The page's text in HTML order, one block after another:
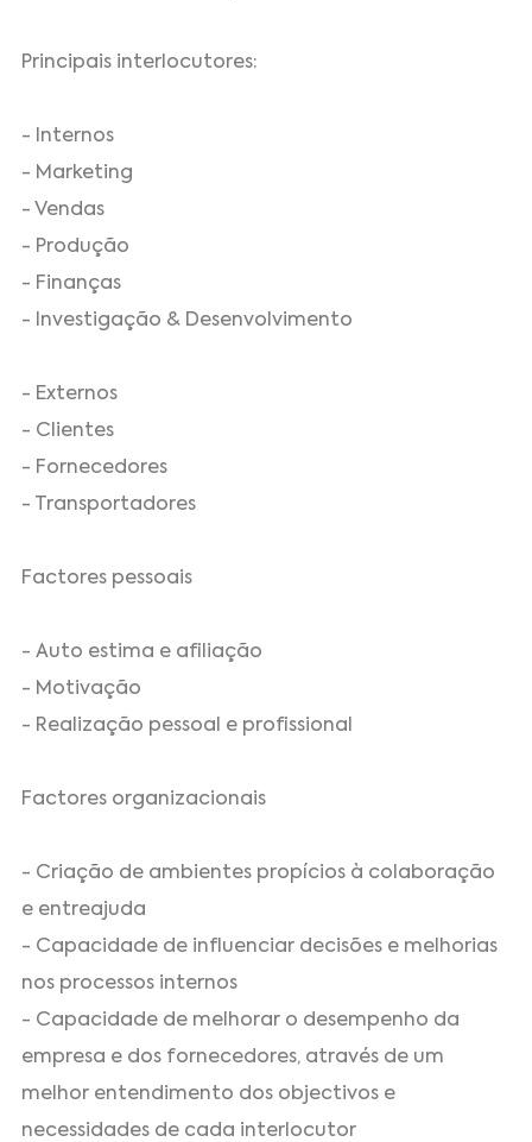
Principais interlocutores:
- Internos
- Marketing
- Vendas
- Produção
- Finanças
- Investigação & Desenvolvimento
- Externos
- Clientes
- Fornecedores
- Transportadores
Factores pessoais
- Auto estima e afiliação
- Motivação
- Realização pessoal e profissional
Factores organizacionais
- Criação de ambientes propícios à colaboração
e entreajuda
- Capacidade de influenciar decisões e melhorias
nos processos internos
- Capacidade de melhorar o desempenho da
empresa e dos fornecedores, através de um
melhor entendimento dos objectivos e
necessidades de cada interlocutor